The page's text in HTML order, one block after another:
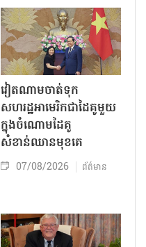
វៀតណាមចាត់ទុក
សហរដ្ឋអាមេរិកជាដៃគូមួយ
ក្នុងចំណោមដៃគូ
សំខាន់ឈានមុខគេ
07/08/2026 ព័ត៌មាន